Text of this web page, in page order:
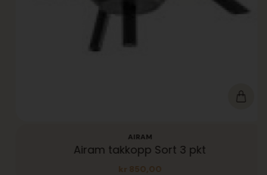
AIRAM
Airam takkopp Sort 3 pkt
kr850,00